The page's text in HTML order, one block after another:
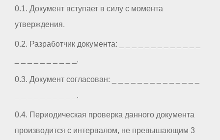
0.1. Документ вступает в силу с момента
утверждения.
0.2. Разработчик документа: _ _ _ _ _ _ _ _ _ _ _ _ _
_ _ _ _ _ _ _ _ _ _.
0.3. Документ согласован: _ _ _ _ _ _ _ _ _ _ _ _ _ _
_ _ _ _ _ _ _ _ _ _.
0.4. Периодическая проверка данного документа
производится с интервалом, не превышающим 3